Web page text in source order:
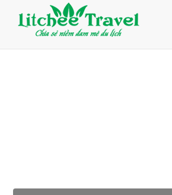
Giỏ Hàng (0)
Đăng nhập
Đăng ký